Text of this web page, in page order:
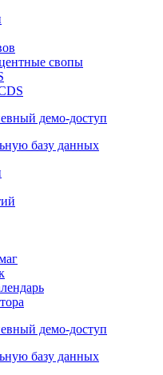
свопы
демо-доступ
базу данных
демо-доступ
базу данных